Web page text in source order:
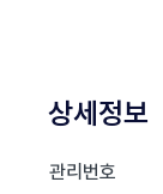
상세정보
관리번호